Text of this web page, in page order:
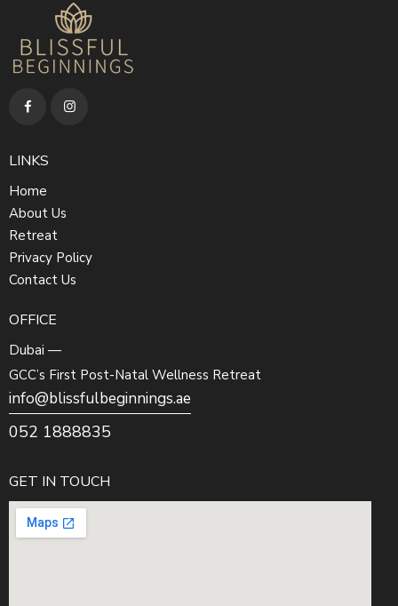
LINKS
Home
About Us
Retreat
Privacy Policy
Contact Us
OFFICE
Dubai —
GCC’s First Post-Natal Wellness Retreat
info@blissfulbeginnings.ae
052 1888835
GET IN TOUCH